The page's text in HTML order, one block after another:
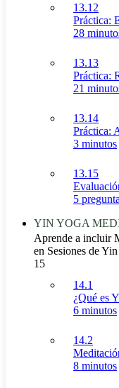
13.12
Práctica:
28
13.13
Práctica:
21
13.14
Práctica:
3 minutos
13.15
5
YIN YOGA
Aprende a incluir
en Sesiones de
15
14.1
¿Qué es
6 minutos
14.2
8 minutos